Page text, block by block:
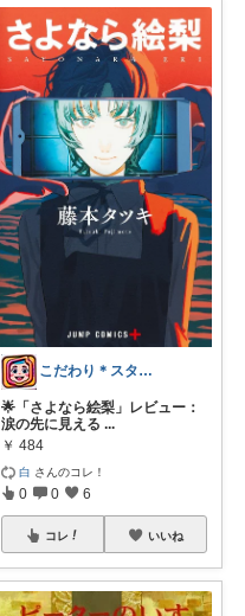
こだわり＊スタイルROOM
🌟「さよなら絵梨」レビュー：
涙の先に見える ...
￥ 484
白 さんのコレ！
0 0 6
コレ いいね